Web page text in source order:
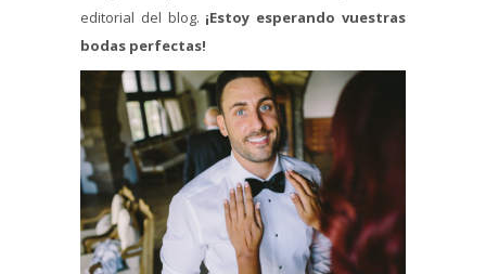
editorial del blog. ¡Estoy esperando vuestras
bodas perfectas!